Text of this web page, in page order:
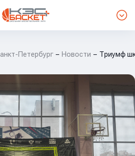
Петербург Новости Триумф